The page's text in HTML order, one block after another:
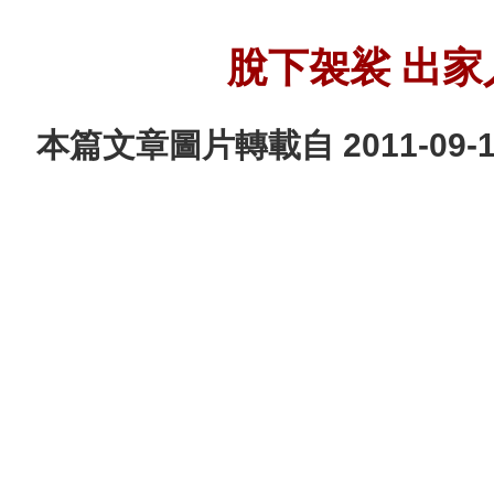
脫下袈裟 出
本篇文章圖片轉載自 2011-09-